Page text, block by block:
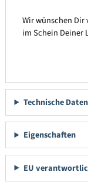
Wir wünschen
im Schein Deiner
Technische Daten
Eigenschaften
EU